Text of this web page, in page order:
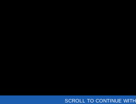
SCROLL TO CONTINUE